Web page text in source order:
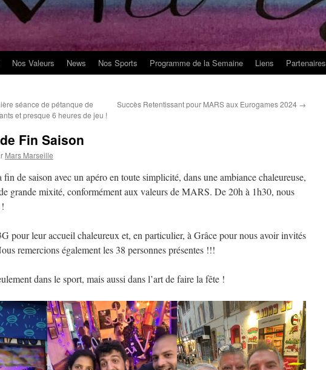
Nos Valeurs News Nos Sports Programme de la Semaine Liens Partenaires
séance de pétanque de
et presque 6 heures de jeu !
Succès Retentissant pour MARS aux Eurogames 2024 →
Fin Saison
Mars Marseille
de saison avec un apéro en toute simplicité, dans une ambiance chaleureuse,
grande mixité, conformément aux valeurs de MARS. De 20h à 1h30, nous
pour leur accueil chaleureux et, en particulier, à Grâce pour nous avoir invités
remercions également les 38 personnes présentes !!!
dans le sport, mais aussi dans l’art de faire la fête !